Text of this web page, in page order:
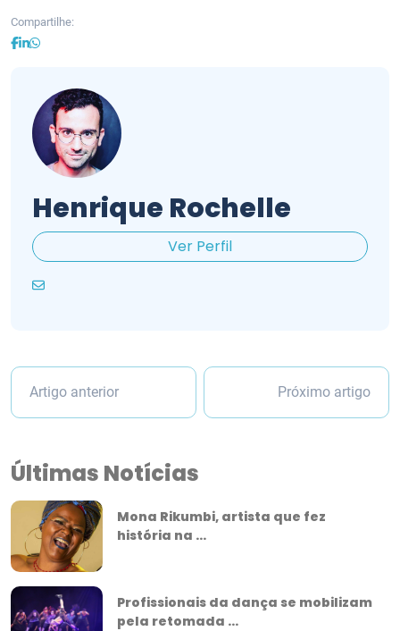
Compartilhe:
Henrique Rochelle
Ver Perfil
Artigo anterior Próximo artigo
Últimas Notícias
Mona Rikumbi, artista que fez
história na ...
Profissionais da dança se mobilizam
pela retomada ...